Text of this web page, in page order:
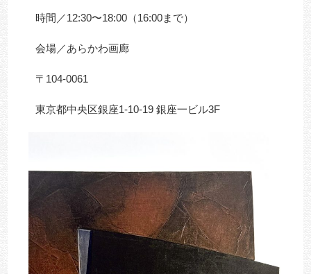
時間／12:30〜18:00（16:00まで）
会場／あらかわ画廊
〒104-0061
東京都中央区銀座1-10-19 銀座一ビル3F